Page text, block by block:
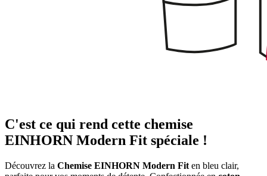
C'est ce qui rend cette chemise
EINHORN Modern Fit spéciale !
Découvrez la Chemise EINHORN Modern Fit en bleu clair,